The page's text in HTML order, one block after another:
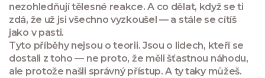
nezohledňují tělesné reakce. A co dělat, když se ti
zdá, že už jsi všechno vyzkoušel — a stále se cítíš
jako v pasti.
Tyto příběhy nejsou o teorii. Jsou o lidech, kteří se
dostali z toho — ne proto, že měli šťastnou náhodu,
ale protože našli správný přístup. A ty taky můžeš.